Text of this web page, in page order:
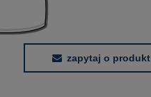
zapytaj o produkt